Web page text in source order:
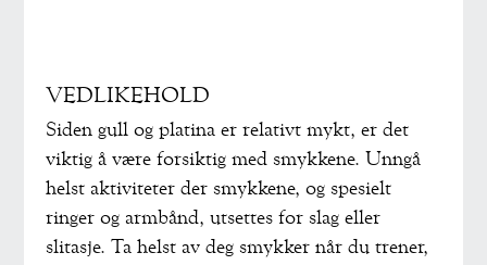
VEDLIKEHOLD
Siden gull og platina er relativt mykt, er det
viktig å være forsiktig med smykkene. Unngå
helst aktiviteter der smykkene, og spesielt
ringer og armbånd, utsettes for slag eller
slitasje. Ta helst av deg smykker når du trener,